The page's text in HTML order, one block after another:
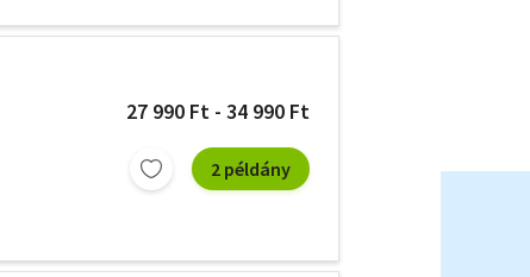
27 990 Ft - 34 990 Ft
2 példány